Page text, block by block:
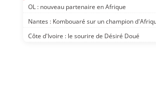
OL : nouveau partenaire en Afrique
Nantes : Kombouaré sur un champion
Côte d'Ivoire : le sourire de Désiré Doué